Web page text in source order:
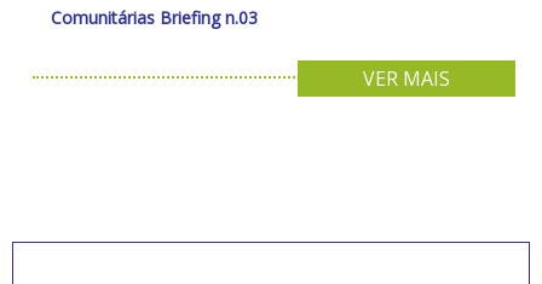
Comunitárias Briefing n.03
VER MAIS